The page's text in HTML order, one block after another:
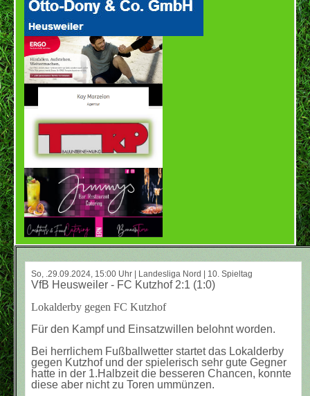
So, .29.09.2024, 15:00 Uhr | Landesliga Nord | 10. Spieltag
VfB Heusweiler - FC Kutzhof 2:1 (1:0)
Lokalderby gegen FC Kutzhof
Für den Kampf und Einsatzwillen belohnt worden.
Bei herrlichem Fußballwetter startet das Lokalderby
gegen Kutzhof und der spielerisch sehr gute Gegner
hatte in der 1.Halbzeit die besseren Chancen, konnte
diese aber nicht zu Toren ummünzen.